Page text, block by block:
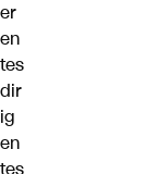
er
en
tes
dir
ig
en
tes